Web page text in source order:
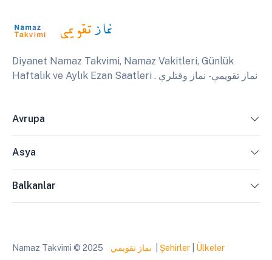
Diyanet Namaz Takvimi, Namaz Vakitleri, Günlük
Haftalık ve Aylık Ezan Saatleri . نماز تقويمي - نماز وقتلري
Avrupa
Asya
Balkanlar
Namaz Takvimi © 2025 نماز تقويمي Şehirler Ülkeler